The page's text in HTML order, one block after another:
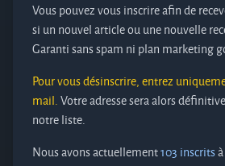
Vous pouvez vous inscrire afin de
si un nouvel article ou une nouvelle
Garanti sans spam ni plan marketing
Pour vous désinscrire, entrez
mail.Votre adresse sera alors
notre liste.
Nous avons actuellement103 inscrits